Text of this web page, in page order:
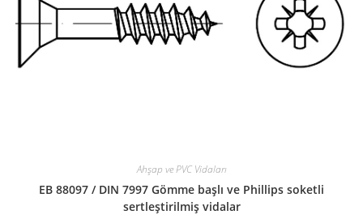
Ahşap ve PVC Vidaları
EB 88097 / DIN 7997 Gömme başlı ve Phillips soketli
sertleştirilmiş vidalar